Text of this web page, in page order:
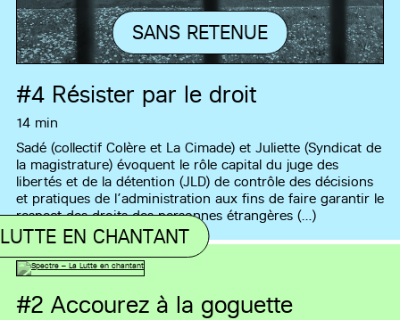
SANS RETENUE
#4 Résister par le droit
14 min
Sadé (collectif Colère et La Cimade) et Juliette (Syndicat de
la magistrature) évoquent le rôle capital du juge des
libertés et de la détention (JLD) de contrôle des décisions
et pratiques de l’administration aux fins de faire garantir le
respect des droits des personnes étrangères (…)
EN CHANTANT
#2 Accourez à la goguette